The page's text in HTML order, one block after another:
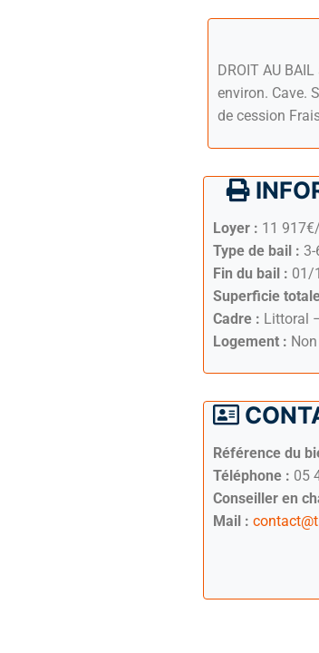
DROIT AU
environ. Cave.
de cession
Loyer : 11
Type de bail :
Fin du bail : 01/
Superficie
Cadre : Littoral
Logement : Non
Référence du
Téléphone : 05
Conseiller en
Mail :